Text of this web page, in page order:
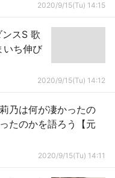
2020/9/15(Tu) 14:15
スS 歌
いち伸び
2020/9/15(Tu) 14:12
乃は何が凄かったの
たのかを語ろう【元
2020/9/15(Tu) 14:11